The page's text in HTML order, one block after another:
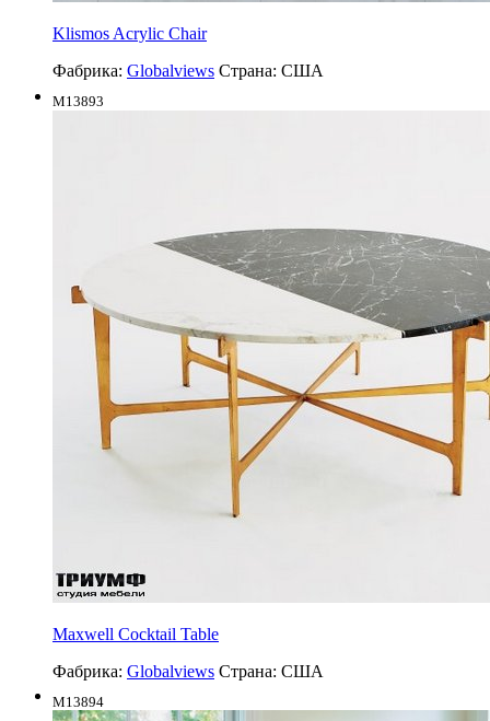
Klismos Acrylic Chair
Фабрика: Globalviews Страна: США
M13893
Maxwell Cocktail Table
Фабрика: Globalviews Страна: США
M13894